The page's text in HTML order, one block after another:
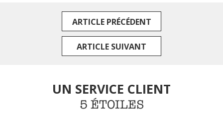
ARTICLE PRÉCÉDENT
ARTICLE SUIVANT
UN SERVICE CLIENT
5 ÉTOILES